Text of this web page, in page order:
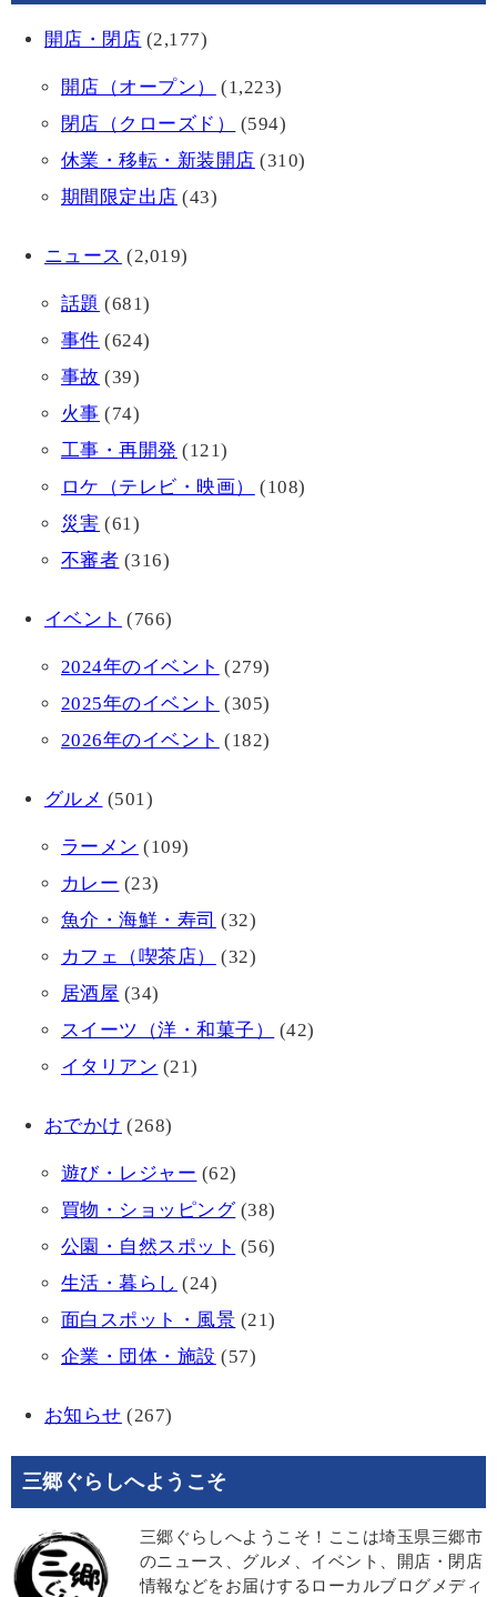
開店・閉店 (2,177)
開店（オープン）
(1,223)
閉店（クローズド）
(594)
休業・移転・新装開店 (310)
期間限定出店 (43)
ニュース (2,019)
話題 (681)
事件 (624)
事故 (39)
火事 (74)
工事・再開発 (121)
ロケ（テレビ・映画）
(108)
災害 (61)
不審者 (316)
イベント (766)
2024年のイベント (279)
2025年のイベント (305)
2026年のイベント (182)
グルメ (501)
ラーメン (109)
カレー (23)
魚介・海鮮・寿司 (32)
カフェ（喫茶店）
(32)
居酒屋 (34)
スイーツ（洋・和菓子）
(42)
イタリアン (21)
おでかけ (268)
遊び・レジャー (62)
買物・ショッピング(38)
公園・自然スポット (56)
生活・暮らし (24)
面白スポット・風景 (21)
企業・団体・施設 (57)
お知らせ (267)
三郷ぐらしへようこそ
三郷ぐらしへようこそ！ここは埼玉県三郷市
のニュース、グルメ、イベント、開店・閉店
情報などをお届けするローカルブログメディ